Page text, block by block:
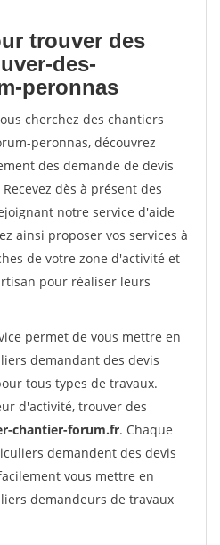
trouver des
des-
peronnas
cherchez des chantiers
peronnas, découvrez
des demande de devis
dès à présent des
notre service d'aide
ainsi proposer vos services à
de votre zone d'activité et
pour réaliser leurs
permet de vous mettre en
demandant des devis
tous types de travaux.
d'activité, trouver des
chantier-forum.fr. Chaque
demandent des devis
vous mettre en
demandeurs de travaux